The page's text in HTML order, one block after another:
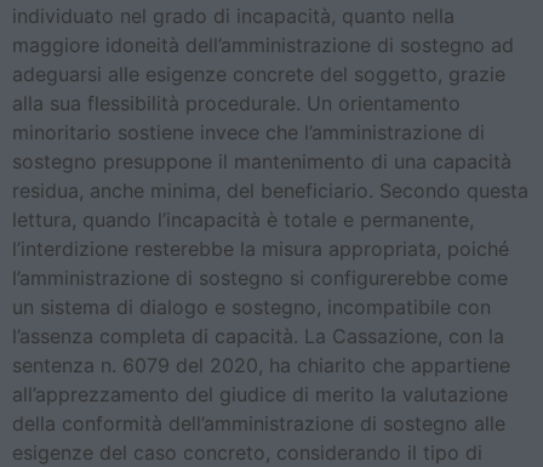
individuato nel grado di incapacità, quanto nella
maggiore idoneità dell’amministrazione di sostegno ad
adeguarsi alle esigenze concrete del soggetto, grazie
alla sua flessibilità procedurale. Un orientamento
minoritario sostiene invece che l’amministrazione di
sostegno presuppone il mantenimento di una capacità
residua, anche minima, del beneficiario. Secondo questa
lettura, quando l’incapacità è totale e permanente,
l’interdizione resterebbe la misura appropriata, poiché
l’amministrazione di sostegno si configurerebbe come
un sistema di dialogo e sostegno, incompatibile con
l’assenza completa di capacità. La Cassazione, con la
sentenza n. 6079 del 2020, ha chiarito che appartiene
all’apprezzamento del giudice di merito la valutazione
della conformità dell’amministrazione di sostegno alle
esigenze del caso concreto, considerando il tipo di